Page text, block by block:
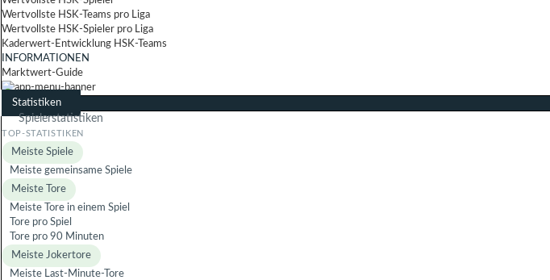
Wertvollste HSK-Teams pro Liga
Wertvollste HSK-Spieler pro Liga
Kaderwert-Entwicklung HSK-Teams
INFORMATIONEN
Marktwert-Guide
Statistiken
Spielerstatistiken
Meiste Spiele
Meiste gemeinsame Spiele
Meiste Tore
Meiste Tore in einem Spiel
Tore pro Spiel
Tore pro 90 Minuten
Meiste Jokertore
Meiste Last-Minute-Tore